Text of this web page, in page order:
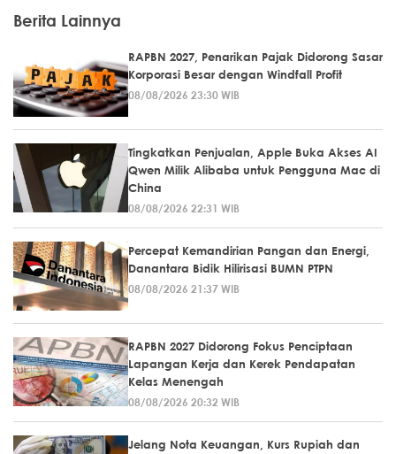
Berita Lainnya
RAPBN 2027, Penarikan Pajak Didorong Sasar
Korporasi Besar dengan Windfall Profit
08/08/2026 23:30 WIB
Tingkatkan Penjualan, Apple Buka Akses AI
Qwen Milik Alibaba untuk Pengguna Mac di
China
08/08/2026 22:31 WIB
Percepat Kemandirian Pangan dan Energi,
Danantara Bidik Hilirisasi BUMN PTPN
08/08/2026 21:37 WIB
RAPBN 2027 Didorong Fokus Penciptaan
Lapangan Kerja dan Kerek Pendapatan
Kelas Menengah
08/08/2026 20:32 WIB
Jelang Nota Keuangan, Kurs Rupiah dan